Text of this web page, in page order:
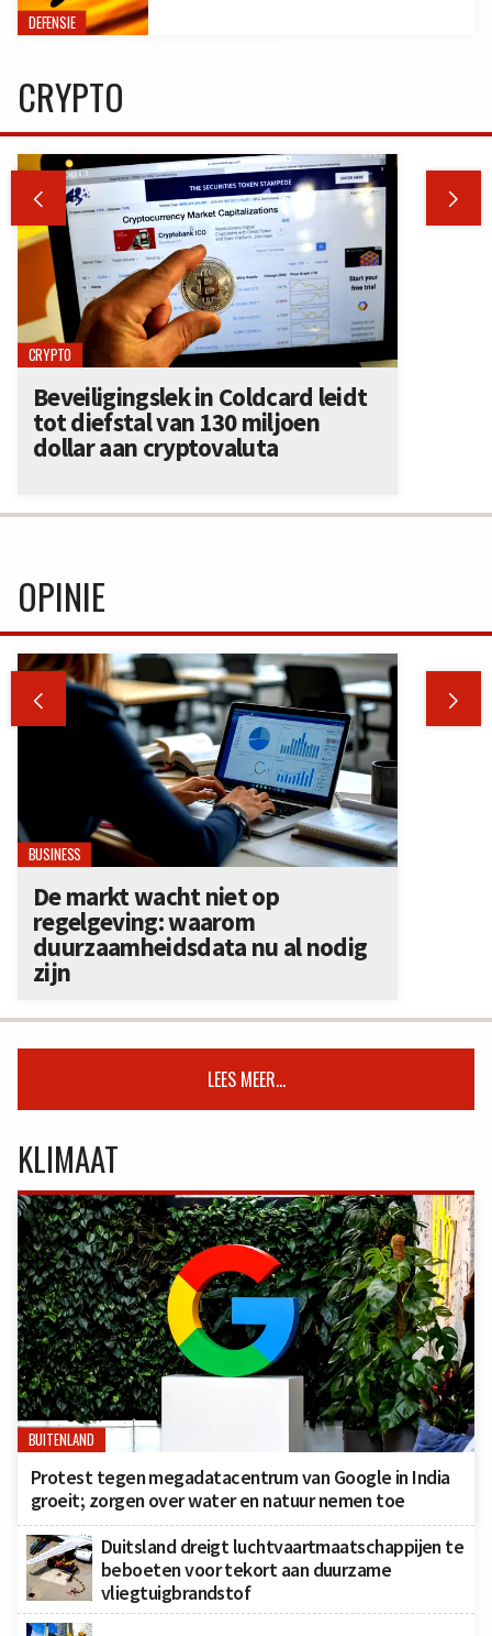
DEFENSIE
CRYPTO
 
CRYPTO
Beveiligingslek in Coldcard leidt
tot diefstal van 130 miljoen
dollar aan cryptovaluta
OPINIE
 
BUSINESS
De markt wacht niet op
regelgeving: waarom
duurzaamheidsdata nu al nodig
zijn
LEES MEER...
KLIMAAT
BUITENLAND
Protest tegen megadatacentrum van Google in India
groeit; zorgen over water en natuur nemen toe
Duitsland dreigt luchtvaartmaatschappijen te
beboeten voor tekort aan duurzame
vliegtuigbrandstof